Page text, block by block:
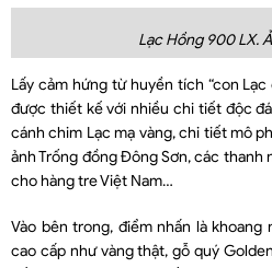
Lạc Hồng 900 LX.
Lấy cảm hứng từ huyền tích “con
được thiết kế với nhiều chi tiết độc
cánh chim Lạc mạ vàng, chi tiết mô
ảnh Trống đồng Đông Sơn, các
cho hàng tre Việt Nam…
Vào bên trong, điểm nhấn là
cao cấp như vàng thật, gỗ quý